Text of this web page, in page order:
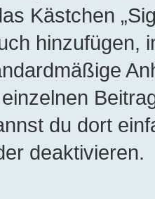
Kästchen
hinzufügen,
du dort
deaktivieren.